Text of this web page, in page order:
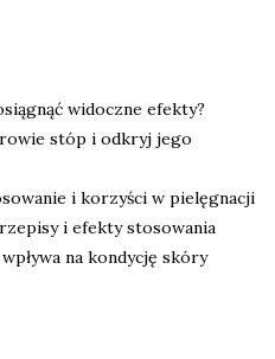
widoczne efekty?
stóp i odkryj jego
i korzyści w pielęgnacji
i efekty stosowania
na kondycję skóry